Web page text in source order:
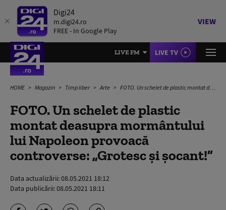
Digi24
m.digi24.ro
FREE - In Google Play
VIEW
LIVE FM LIVE TV
HOME Magazin Timp liber Arte FOTO. Un schelet de plastic montat deasupra mormântului lui Napoleon provoacă controverse: „Grotesc şi şocant!”
FOTO. Un schelet de plastic
montat deasupra mormântului
lui Napoleon provoacă
controverse: „Grotesc şi şocant!”
Data actualizării:08.05.2021 18:12
Data publicării:08.05.2021 18:11